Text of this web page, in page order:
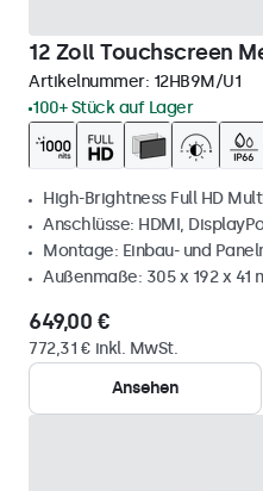
12 Zoll Touchscreen
Artikelnummer: 12HB9M/U1
100+ Stück auf Lager
High-Brightness Full HD
Anschlüsse: HDMI,
Montage: Einbau- und
Außenmaße: 305 x 192 x 41
649,00 €
772,31 € inkl. MwSt.
Ansehen